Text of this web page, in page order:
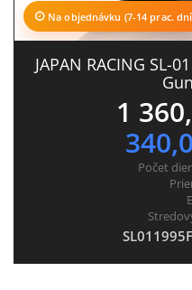
Na objednávku (7-14 prac.
JAPAN RACING SL-
1
Počet